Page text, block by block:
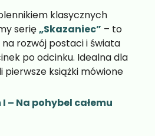
klasycznych
serię „Skazaniec” – to
rozwój postaci i świata
po odcinku. Idealna dla
książki mówione
– Na pohybel całemu